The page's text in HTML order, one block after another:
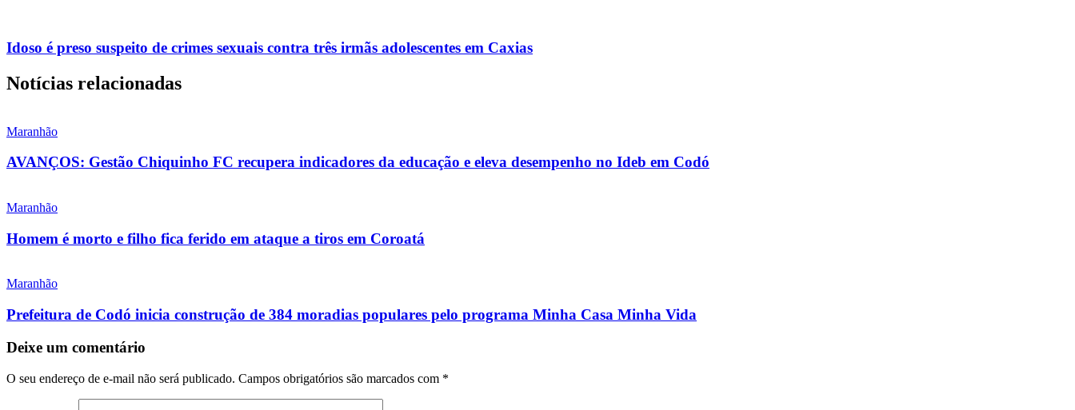
Idoso é preso suspeito de crimes sexuais contra três irmãs adolescentes em Caxias
Notícias relacionadas
Maranhão
AVANÇOS: Gestão Chiquinho FC recupera indicadores da educação e eleva desempenho no Ideb em Codó
Maranhão
Homem é morto e filho fica ferido em ataque a tiros em Coroatá
Maranhão
Prefeitura de Codó inicia construção de 384 moradias populares pelo programa Minha Casa Minha Vida
Deixe um comentário
O seu endereço de e-mail não será publicado. Campos obrigatórios são marcados com *